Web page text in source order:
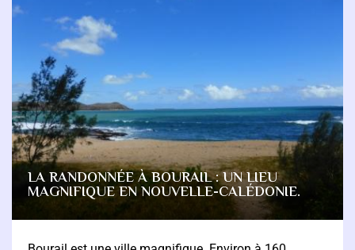
LA RANDONNÉE À BOURAIL : UN LIEU
MAGNIFIQUE EN NOUVELLE-CALÉDONIE.